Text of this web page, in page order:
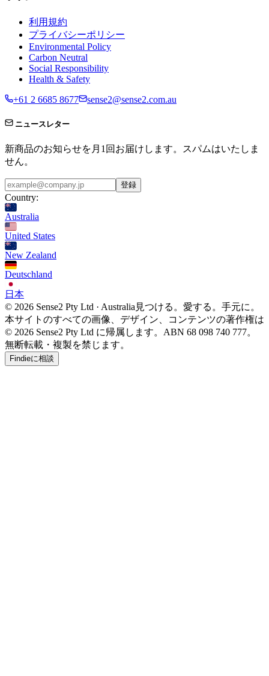
利用規約
プライバシーポリシー
Environmental Policy
Carbon Neutral
Social Responsibility
Health & Safety
+61 2 6685 8677
sense2@sense2.com.au
ニュースレター
新商品のお知らせを月1回お届けします。スパムはいたしま
せん。
登録
Country:
Australia
United States
New Zealand
Deutschland
日本
© 2026 Sense2 Pty Ltd · Australia 見つける。愛する。手元に。
本サイトのすべての画像、デザイン、コンテンツの著作権は
© 2026 Sense2 Pty Ltd に帰属します。ABN 68 098 740 777。
無断転載・複製を禁じます。
Findieに相談